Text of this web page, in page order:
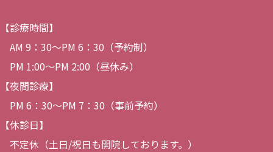
【診療時間】
AM 9：30〜PM 6：30（予約制）
PM 1:00～PM 2:00（昼休み）
【夜間診療】
PM 6：30〜PM 7：30（事前予約）
【休診日】
不定休（土日/祝日も開院しております。）